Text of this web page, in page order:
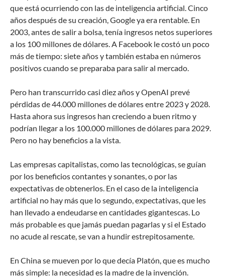
que está ocurriendo con las de inteligencia artificial. Cinco
años después de su creación, Google ya era rentable. En
2003, antes de salir a bolsa, tenía ingresos netos superiores
a los 100 millones de dólares. A Facebook le costó un poco
más de tiempo: siete años y también estaba en números
positivos cuando se preparaba para salir al mercado.
Pero han transcurrido casi diez años y OpenAI prevé
pérdidas de 44.000 millones de dólares entre 2023 y 2028.
Hasta ahora sus ingresos han creciendo a buen ritmo y
podrían llegar a los 100.000 millones de dólares para 2029.
Pero no hay beneficios a la vista.
Las empresas capitalistas, como las tecnológicas, se guían
por los beneficios contantes y sonantes, o por las
expectativas de obtenerlos. En el caso de la inteligencia
artificial no hay más que lo segundo, expectativas, que les
han llevado a endeudarse en cantidades gigantescas. Lo
más probable es que jamás puedan pagarlas y si el Estado
no acude al rescate, se van a hundir estrepitosamente.
En China se mueven por lo que decía Platón, que es mucho
más simple: la necesidad es la madre de la invención.